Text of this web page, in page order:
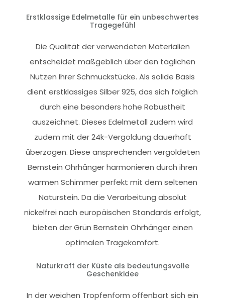
Erstklassige Edelmetalle für ein unbeschwertes
Tragegefühl
Die Qualität der verwendeten Materialien
entscheidet maßgeblich über den täglichen
Nutzen Ihrer Schmuckstücke. Als solide Basis
dient erstklassiges Silber 925, das sich folglich
durch eine besonders hohe Robustheit
auszeichnet. Dieses Edelmetall zudem wird
zudem mit der 24k-Vergoldung dauerhaft
überzogen. Diese ansprechenden vergoldeten
Bernstein Ohrhänger harmonieren durch ihren
warmen Schimmer perfekt mit dem seltenen
Naturstein. Da die Verarbeitung absolut
nickelfrei nach europäischen Standards erfolgt,
bieten der Grün Bernstein Ohrhänger einen
optimalen Tragekomfort.
Naturkraft der Küste als bedeutungsvolle
Geschenkidee
In der weichen Tropfenform offenbart sich ein